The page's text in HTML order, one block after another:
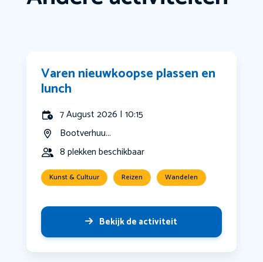
Varen nieuwkoopse plassen en
lunch
7 August 2026 | 10:15
Bootverhuu...
8 plekken beschikbaar
Kunst & Cultuur Reizen Wandelen
Bekijk de activiteit